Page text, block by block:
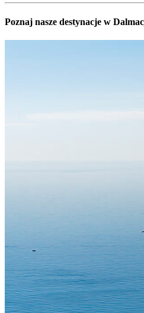
Poznaj nasze destynacje w